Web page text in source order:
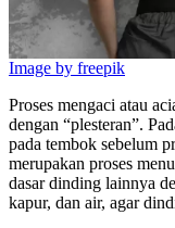
Image by freepik
Proses mengaci atau
dengan “plesteran”.
pada tembok sebelum
merupakan proses
dasar dinding lainnya
kapur, dan air, agar